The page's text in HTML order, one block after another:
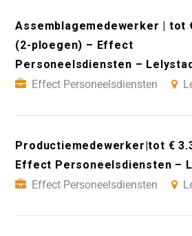
Assemblagemedewerker | tot
(2-ploegen) – Effect
Personeelsdiensten – Lelystad
Effect Personeelsdiensten
Productiemedewerker|tot €
Effect Personeelsdiensten –
Effect Personeelsdiensten